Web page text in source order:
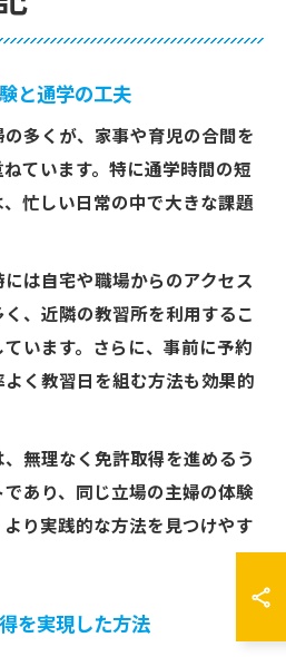
と通学の工夫
多くが、家事や育児の合間を
ています。特に通学時間の短
忙しい日常の中で大きな課題
は自宅や職場からのアクセス
、近隣の教習所を利用するこ
います。さらに、事前に予約
く教習日を組む方法も効果的
無理なく免許取得を進めるう
あり、同じ立場の主婦の体験
り実践的な方法を見つけやす
を実現した方法